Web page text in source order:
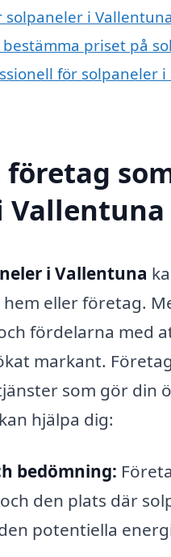
i
priset på
för solpaneler
i Vallentuna
eller företag.
fördelarna med
markant.
som gör din
hjälpa dig:
bedömning:
den plats där
potentiella